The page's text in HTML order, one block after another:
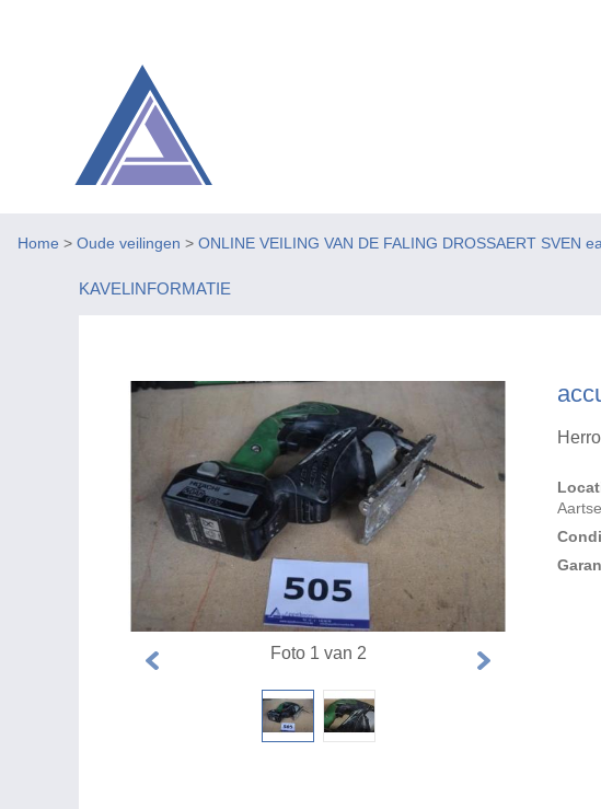
Home > Oude veilingen > ONLINE VEILING VAN DE FALING DROSSAERT SVEN
KAVELINFORMATIE
Foto 1 van 2